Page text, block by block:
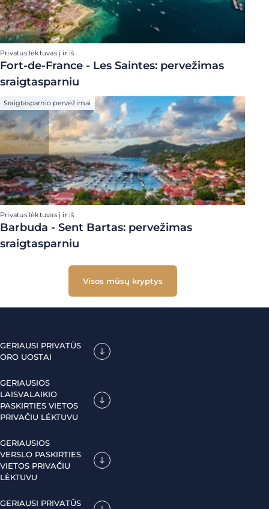
Privatus lėktuvas į ir iš
Fort-de-France - Les Saintes: pervežimas
sraigtasparniu
Sraigtasparnio pervežimai
Privatus lėktuvas į ir iš
Barbuda - Sent Bartas: pervežimas
sraigtasparniu
Visos mūsų kryptys
GERIAUSI PRIVATŪS
ORO UOSTAI
GERIAUSIOS
LAISVALAIKIO
PASKIRTIES VIETOS
PRIVAČIU LĖKTUVU
GERIAUSIOS
VERSLO PASKIRTIES
VIETOS PRIVAČIU
LĖKTUVU
GERIAUSI PRIVATŪS